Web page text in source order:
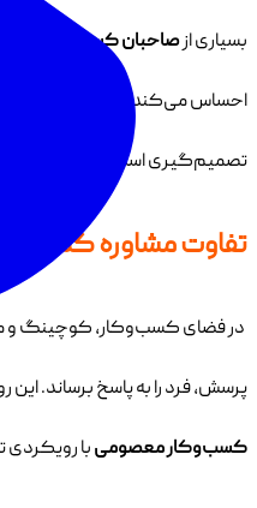
بسیاری ازصاحبان کسب‌وکار
احساس می‌کند هر تصمیم اشتباه
تصمیم‌گیری است. مشاوره
تفاوت مشاوره
در فضای کسب‌وکار، کوچینگ و
پرسش، فرد را به پاسخ برساند.
کسب‌وکار معصومیبا